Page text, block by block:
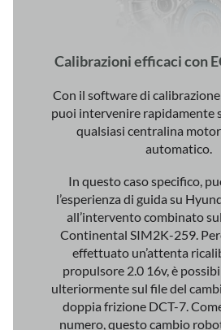
Calibrazioni efficaci con
Con il software di
puoi intervenire rapidamente
qualsiasi centralina
automatico.
In questo caso specifico,
l’esperienza di guida su
all’intervento combinato
Continental SIM2K-259.
effettuato un’attenta
propulsore 2.0 16v, è
ulteriormente sul file del
doppia frizione DCT-7.
numero, questo cambio